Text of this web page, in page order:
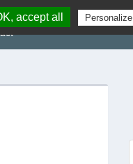
accept all Personalize